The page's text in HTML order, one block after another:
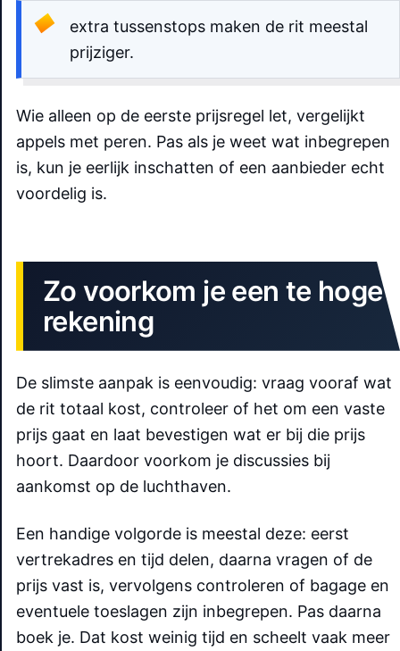
extra tussenstops maken de rit meestal
prijziger.
Wie alleen op de eerste prijsregel let, vergelijkt
appels met peren. Pas als je weet wat inbegrepen
is, kun je eerlijk inschatten of een aanbieder echt
voordelig is.
Zo voorkom je een te hoge
rekening
De slimste aanpak is eenvoudig: vraag vooraf wat
de rit totaal kost, controleer of het om een vaste
prijs gaat en laat bevestigen wat er bij die prijs
hoort. Daardoor voorkom je discussies bij
aankomst op de luchthaven.
Een handige volgorde is meestal deze: eerst
vertrekadres en tijd delen, daarna vragen of de
prijs vast is, vervolgens controleren of bagage en
eventuele toeslagen zijn inbegrepen. Pas daarna
boek je. Dat kost weinig tijd en scheelt vaak meer